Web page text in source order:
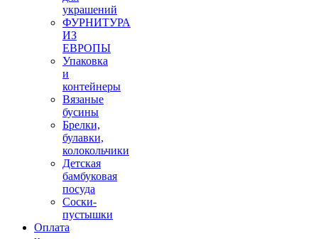
украшений
ФУРНИТУРА
ИЗ
ЕВРОПЫ
Упаковка
и
контейнеры
Вязаные
бусины
Брелки,
булавки,
колокольчики
Детская
бамбуковая
посуда
Соски-
пустышки
Оплата